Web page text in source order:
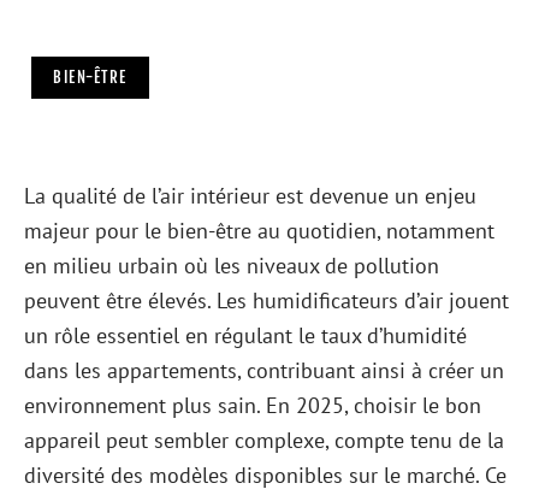
BIEN-ÊTRE
La qualité de l’air intérieur est devenue un enjeu
majeur pour le bien-être au quotidien, notamment
en milieu urbain où les niveaux de pollution
peuvent être élevés. Les humidificateurs d’air jouent
un rôle essentiel en régulant le taux d’humidité
dans les appartements, contribuant ainsi à créer un
environnement plus sain. En 2025, choisir le bon
appareil peut sembler complexe, compte tenu de la
diversité des modèles disponibles sur le marché. Ce